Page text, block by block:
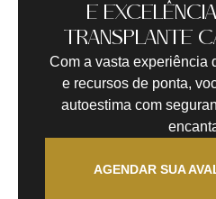
E
TRANSPLANTE
Com a vasta experiência
e recursos de ponta,
autoestima com
AGENDAR SUA